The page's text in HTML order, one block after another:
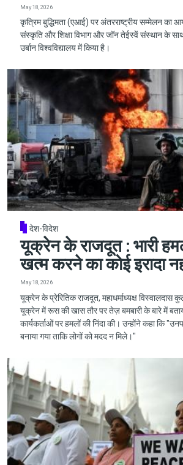
May 18, 2026
कृत्रिम बुद्धिमता (एआई) पर अंतरराष्ट्रीय सम्मेलन का
संस्कृति और शिक्षा विभाग और जॉन तेईस्वें संस्थान के
उर्बान विश्वविद्यालय में किया है।
देश-विदेश
यूक्रेन के राजदूत : भारी
खत्म करने का कोई इरादा
May 18, 2026
यूक्रेन के प्रेरितिक राजदूत, महाधर्माध्यक्ष विस्वालदास
यूक्रेन में रूस की खास तौर पर तेज़ बमबारी के बारे में
कार्यकर्ताओं पर हमलों की निंदा की। उन्होंने कहा कि
बनाया गया ताकि लोगों को मदद न मिले।"